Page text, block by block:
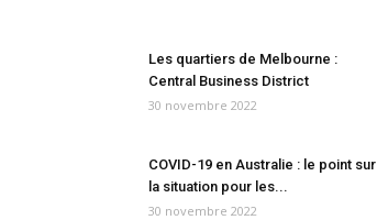
Les quartiers de Melbourne :
Central Business District
30 novembre 2022
COVID-19 en Australie : le point sur
la situation pour les...
30 novembre 2022